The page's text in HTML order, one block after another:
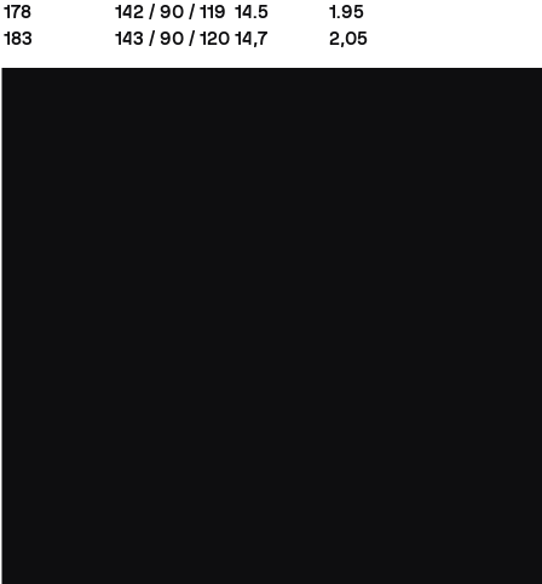
178
142 / 90 / 119 14.5
1.95
183
143 / 90 / 120 14,7 2,05